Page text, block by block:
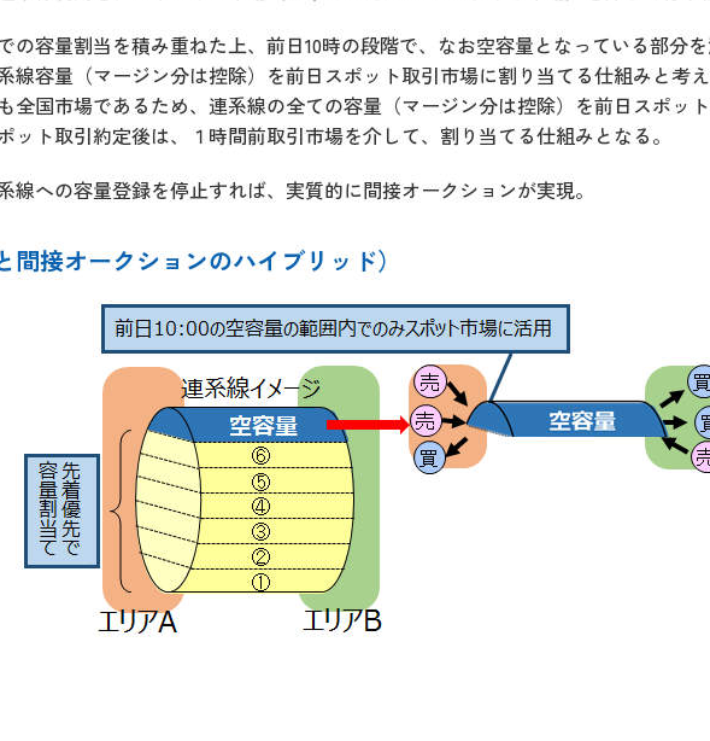
容量割当を積み重ねた上、前日10時の段階で、なお空容量となっている部分
線容量（マージン分は控除）を前日スポット取引市場に割り当てる仕組みと考え
国市場であるため、連系線の全ての容量（マージン分は控除）を前日スポッ
ト取引約定後は、１時間前取引市場を介して、割り当てる仕組みとなる。
への容量登録を停止すれば、実質的に間接オークションが実現。
接オークションのハイブリッド）